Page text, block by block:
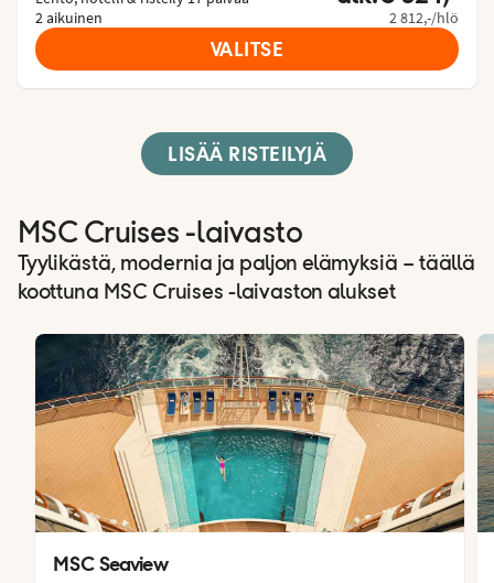
2 aikuinen
2 812,-/hlö
VALITSE
LISÄÄ RISTEILYJÄ
MSC Cruises -laivasto
Tyylikästä, modernia ja paljon elämyksiä – täällä
koottuna MSC Cruises -laivaston alukset
MSC Seaview